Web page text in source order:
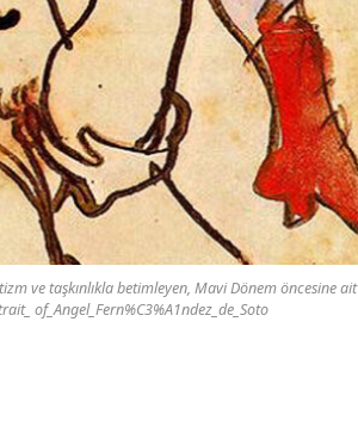
ve taşkınlıkla betimleyen, Mavi Dönem öncesine ait
of_Angel_Fern%C3%A1ndez_de_Soto